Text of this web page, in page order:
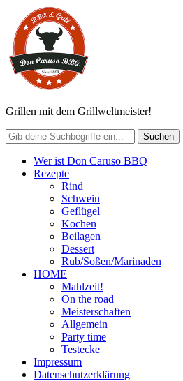
Grillen mit dem Grillweltmeister!
Wer ist Don Caruso BBQ
Rezepte
Rind
Schwein
Geflügel
Kochen
Beilagen
Dessert
Rub/Soßen/Marinaden
HOME
Mahlzeit!
On the road
Meisterschaften
Allgemein
Party time
Testecke
Impressum
Datenschutzerklärung